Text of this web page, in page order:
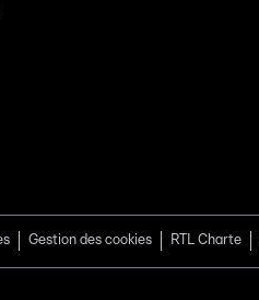
Gestion des cookies RTL Charte